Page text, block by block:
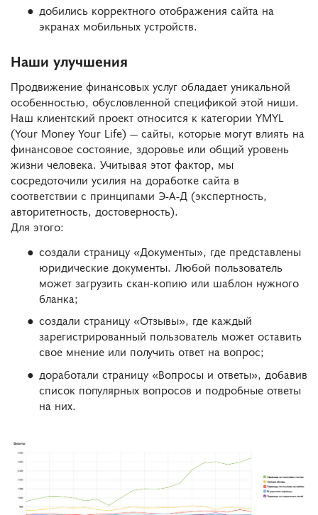
добились корректного отображения сайта на
экранах мобильных устройств.
Наши улучшения
Продвижение финансовых услуг обладает уникальной
особенностью, обусловленной спецификой этой ниши.
Наш клиентский проект относится к категории YMYL
(Your Money Your Life) — сайты, которые могут влиять на
финансовое состояние, здоровье или общий уровень
жизни человека. Учитывая этот фактор, мы
сосредоточили усилия на доработке сайта в
соответствии с принципами Э-А-Д (экспертность,
авторитетность, достоверность).
Для этого:
создали страницу «Документы», где представлены
юридические документы. Любой пользователь
может загрузить скан-копию или шаблон нужного
бланка;
создали страницу «Отзывы», где каждый
зарегистрированный пользователь может оставить
свое мнение или получить ответ на вопрос;
доработали страницу «Вопросы и ответы», добавив
список популярных вопросов и подробные ответы
на них.